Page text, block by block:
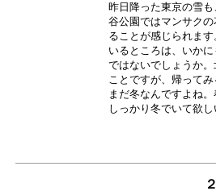
昨日降った東京の雪
谷公園ではマンサク
ることが感じられま
いるところは、いか
ではないでしょうか
ことですが、帰って
まだ冬なんですよね